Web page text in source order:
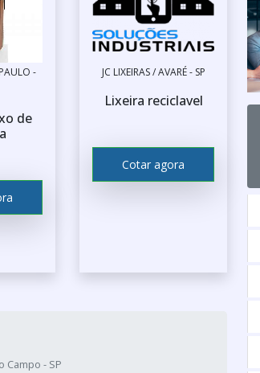
-
de
JC LIXEIRAS / AVARÉ - SP
Lixeira reciclavel
Cotar agora
Campo - SP